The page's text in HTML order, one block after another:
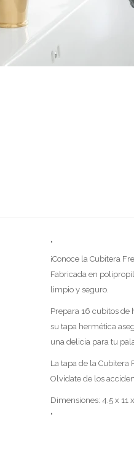
"
¡Conoce la Cubitera
Fabricada en
limpio y seguro.
Prepara 16 cubitos de
su tapa hermética
una delicia para tu
La tapa de la Cubitera
Olvídate de los
Dimensiones: 4.5 x 11
"